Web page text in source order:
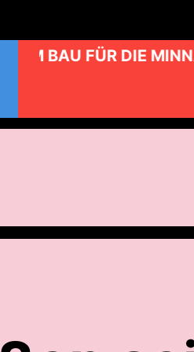
AM BAU FÜR DIE